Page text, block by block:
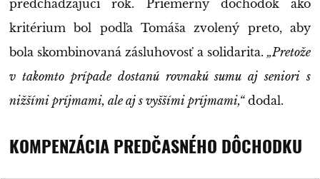
predchádzajúci rok. Priemerný dôchodok ako
kritérium bol podľa Tomáša zvolený preto, aby
bola skombinovaná zásluhovosť a solidarita. „Pretože
v takomto prípade dostanú rovnakú sumu aj seniori s
nižšími príjmami, ale aj s vyššími príjmami,“dodal.
KOMPENZÁCIA PREDČASNÉHO DÔCHODKU